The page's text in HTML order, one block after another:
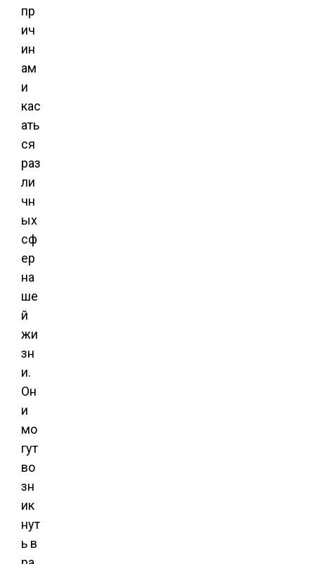
пр
ич
ин
ам
и
кас
ать
ся
раз
ли
чн
ых
сф
ер
на
ше
й
жи
зн
и.
Он
и
мо
гут
во
зн
ик
нут
ь в